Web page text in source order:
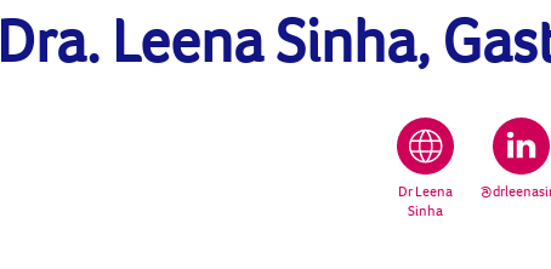
Dra. Leena Sinha,
Dr Leena
Sinha